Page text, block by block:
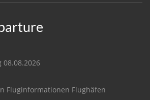
08.08.2026
Fluginformationen Flughäfen